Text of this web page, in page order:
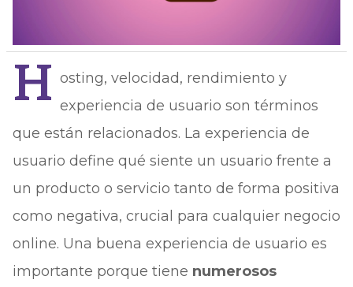
H osting, velocidad, rendimiento y
experiencia de usuario son términos
que están relacionados. La experiencia de
usuario define qué siente un usuario frente a
un producto o servicio tanto de forma positiva
como negativa, crucial para cualquier negocio
online. Una buena experiencia de usuario es
importante porque tiene numerosos